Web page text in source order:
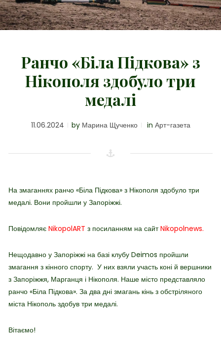
Ранчо «Біла Підкова» з
Нікополя здобуло три
медалі
11.06.2024 by Марина Щученко in Арт-газета
На змаганнях ранчо «Біла Підкова» з Нікополя здобуло три
медалі. Вони пройшли у Запоріжжі.
Повідомляє NikopolART з посиланням на сайтNikopolnews.
Нещодавно у Запоріжжі на базі клубу Deimos пройшли
змагання з кінного спорту. У них взяли участь коні й вершники
з Запоріжжя, Марганця і Нікополя. Наше місто представляло
ранчо «Біла Підкова». За два дні змагань кінь з обстріляного
міста Нікополь здобув три медалі.
Вітаємо!